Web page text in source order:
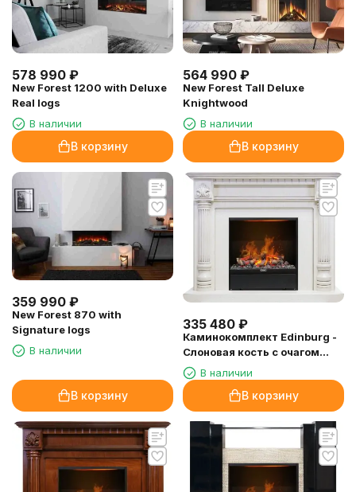
578 990 ₽
New Forest 1200 with Deluxe
Real logs
В наличии
В корзину
564 990 ₽
New Forest Tall Deluxe
Knightwood
В наличии
В корзину
359 990 ₽
New Forest 870 with
Signature logs
В наличии
В корзину
335 480 ₽
Каминокомплект Edinburg -
Слоновая кость с очагом
AlbanyВ наличии
В корзину